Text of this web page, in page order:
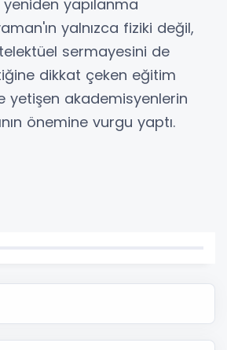
yapılanma
yalnızca fiziki değil,
sermayesini de
dikkat çeken eğitim
yetişen akademisyenlerin
önemine vurgu yaptı.